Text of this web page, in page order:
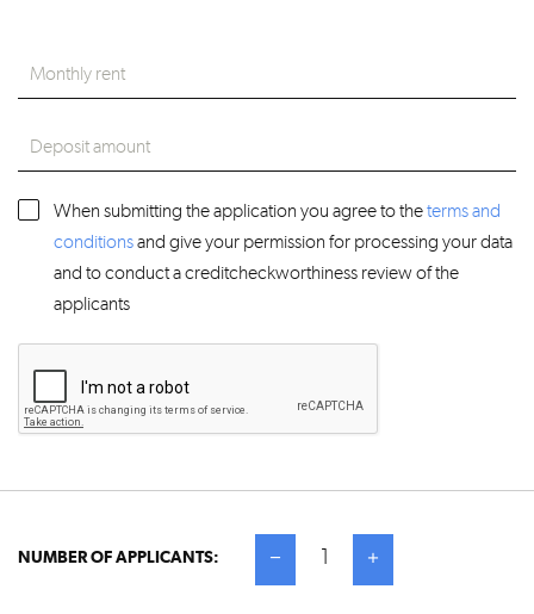
When submitting the application you agree to theterms and
conditionsand give your permission for processing your data
and to conduct a creditcheckworthiness review of the
applicants
NUMBER OF APPLICANTS: